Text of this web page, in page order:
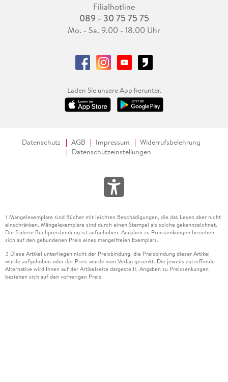
Filialhotline
089 - 30 75 75 75
Mo. - Sa. 9.00 - 18.00 Uhr
Laden Sie unsere App herunter.
Datenschutz AGB Impressum
Widerrufsbelehrung
Datenschutzeinstellungen
1 Mängelexemplare sind Bücher mit leichten Beschädigungen, die das Lesen aber nicht
einschränken. Mängelexemplare sind durch einen Stempel als solche gekennzeichnet.
Die frühere Buchpreisbindung ist aufgehoben. Angaben zu Preissenkungen beziehen
sich auf den gebundenen Preis eines mangelfreien Exemplars.
2 Diese Artikel unterliegen nicht der Preisbindung, die Preisbindung dieser Artikel
wurde aufgehoben oder der Preis wurde vom Verlag gesenkt. Die jeweils zutreffende
Alternative wird Ihnen auf der Artikelseite dargestellt. Angaben zu Preissenkungen
beziehen sich auf den vorherigen Preis.